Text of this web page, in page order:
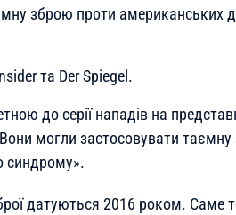
зброю проти американських
та Der Spiegel.
до серії нападів на
могли застосовувати
синдрому».
датуються 2016 роком. Саме